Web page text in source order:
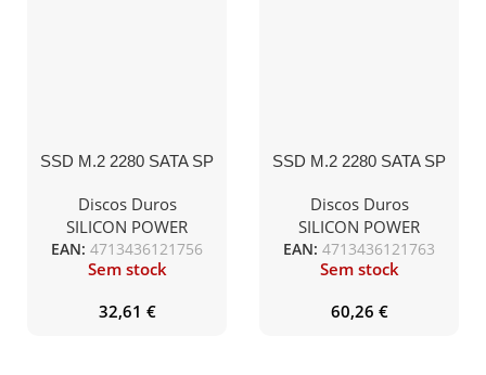
SSD M.2 2280 SATA SP
Discos Duros
SILICON POWER
EAN: 4713436121756
Sem stock
32,61 €
SSD M.2 2280 SATA SP
Discos Duros
SILICON POWER
EAN: 4713436121763
Sem stock
60,26 €